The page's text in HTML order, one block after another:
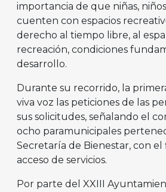
importancia de que niñas,
cuenten con espacios
derecho al tiempo libre, al
recreación, condiciones
desarrollo.
Durante su recorrido, la
viva voz las peticiones de las
sus solicitudes, señalando el
ocho paramunicipales
Secretaría de Bienestar, con el
acceso de servicios.
Por parte del XXIII